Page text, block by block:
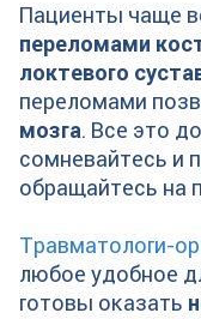
Пациенты чаще
переломами
локтевого
переломами
мозга. Все это
сомневайтесь и
обращайтесь на
Травматологи-
любое удобное
готовы оказать